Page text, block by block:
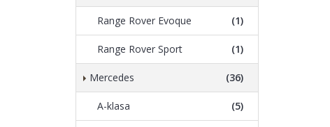
Range Rover Evoque (1)
Range Rover Sport (1)
Mercedes (36)
A-klasa (5)